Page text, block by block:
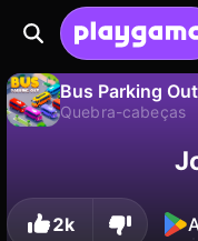
Bus Parking Out
Quebra-cabeças
Salve o
2k